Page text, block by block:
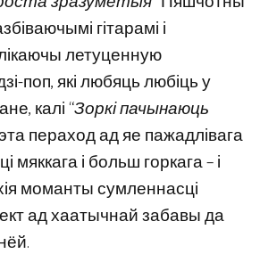
гітарамі і
летуценную
поп, які любяць любіць у
калі “Зоркі пачынаюць
пераход ад яе пажадлівага
мяккага і больш горкага – і
моманты сумленнасці
ад хаатычнай забавы да